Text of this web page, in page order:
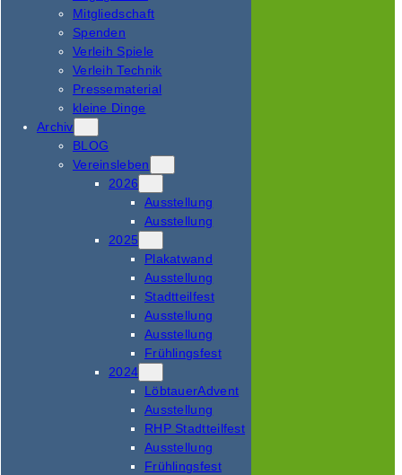
Mitgliedschaft
Spenden
Verleih Spiele
Verleih Technik
Pressematerial
kleine Dinge
Archiv
BLOG
Vereinsleben
2026
Ausstellung
Ausstellung
2025
Plakatwand
Ausstellung
Stadtteilfest
Ausstellung
Ausstellung
Frühlingsfest
2024
LöbtauerAdvent
Ausstellung
RHP Stadtteilfest
Ausstellung
Frühlingsfest